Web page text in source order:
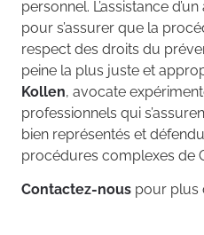
personnel. L’assistance
pour s’assurer que la
respect des droits du
peine la plus juste et
Kollen, avocate
professionnels qui
bien représentés et
procédures complexes de
Contactez-nous pour plus